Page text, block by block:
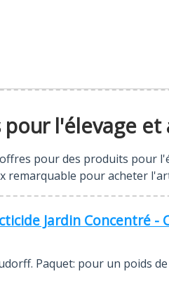
l'élevage
pour des produits pour
pour acheter
Jardin Concentré
Paquet: pour un poids de